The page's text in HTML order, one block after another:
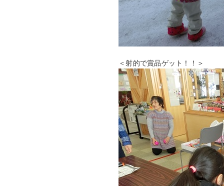
＜射的で賞品ゲット！！＞